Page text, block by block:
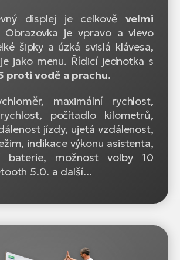
displej je celkově velmi
Obrazovka je vpravo a vlevo
šipky a úzká svislá klávesa,
jako menu. Řídicí jednotka s
proti vodě a prachu.
maximální rychlost,
počítadlo kilometrů,
jízdy, ujetá vzdálenost,
indikace výkonu asistenta,
baterie, možnost volby 10
5.0. a další...